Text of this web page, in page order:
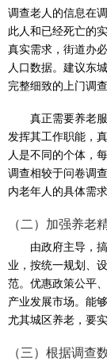
调查老人的信息在
此人和已经死亡的
真实需求，街道办
人口数据。建议东
完整细致的上门调查
真正需要养老
发挥其工作职能，
人是不同的个体，
调查相较于问卷调
内老年人的具体需求
（二）加强养老
由政府主导，
业，按统一规划、
范。优惠政策公平
产业发展市场。能
尤其城区养老，要
（三）根据调查